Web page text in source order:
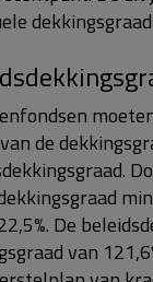
de
De
van